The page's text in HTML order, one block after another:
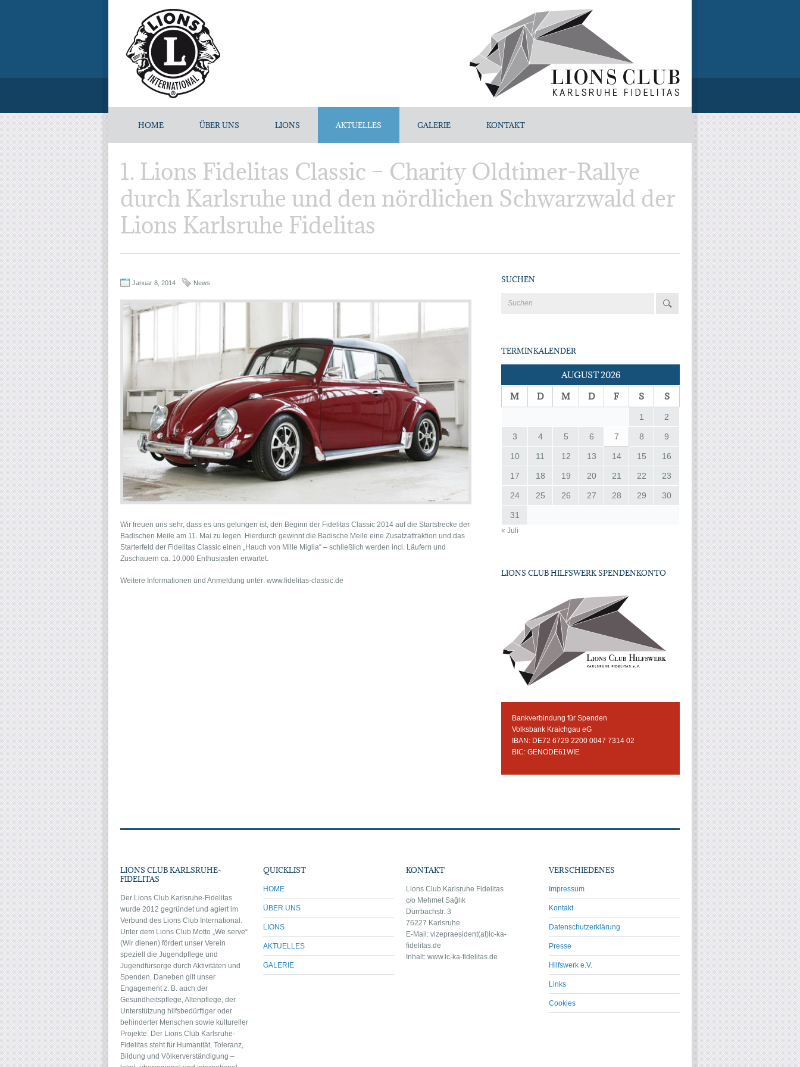
HOME ÜBER UNS LIONS AKTUELLES GALERIE KONTAKT
1. Lions Fidelitas Classic – Charity Oldtimer-Rallye
durch Karlsruhe und den nördlichen Schwarzwald der
Lions Karlsruhe Fidelitas
Januar 8, 2014 News
Wir freuen uns sehr, dass es uns gelungen ist, den Beginn der Fidelitas Classic 2014 auf die Startstrecke der
Badischen Meile am 11. Mai zu legen. Hierdurch gewinnt die Badische Meile eine Zusatzattraktion und das
Starterfeld der Fidelitas Classic einen „Hauch von Mille Miglia“ – schließlich werden incl. Läufern und
Zuschauern ca. 10.000 Enthusiasten erwartet.
Weitere Informationen und Anmeldung unter: www.fidelitas-classic.de
SUCHEN
TERMINKALENDER
AUGUST 2026
M
D M D F S S
1 2
3 4 5 6 7 8 9
10 11 12 13 14 15 16
17 18 19 20 21 22 23
24 25 26 27 28 29 30
31
« Juli
LIONS CLUB HILFSWERK SPENDENKONTO
Bankverbindung für Spenden
Volksbank Kraichgau eG
IBAN: DE72 6729 2200 0047 7314 02
BIC: GENODE61WIE
LIONS CLUB KARLSRUHE-
FIDELITAS
Der Lions Club Karlsruhe-Fidelitas
wurde 2012 gegründet und agiert im
Verbund des Lions Club International.
Unter dem Lions Club Motto „We serve“
(Wir dienen) fördert unser Verein
speziell die Jugendpflege und
Jugendfürsorge durch Aktivitäten und
Spenden. Daneben gilt unser
Engagement z. B. auch der
Gesundheitspflege, Altenpflege, der
Unterstützung hilfsbedürftiger oder
behinderter Menschen sowie kultureller
Projekte. Der Lions Club Karlsruhe-
Fidelitas steht für Humanität, Toleranz,
Bildung und Völkerverständigung –
QUICKLIST
HOME
ÜBER UNS
LIONS
AKTUELLES
GALERIE
KONTAKT
Lions Club Karlsruhe Fidelitas
c/o Mehmet Sağlık
Dürrbachstr. 3
76227 Karlsruhe
E-Mail: vizepraesident(at)lc-ka-
fidelitas.de
Inhalt: www.lc-ka-fidelitas.de
VERSCHIEDENES
Impressum
Kontakt
Datenschutzerklärung
Presse
Hilfswerk e.V.
Links
Cookies